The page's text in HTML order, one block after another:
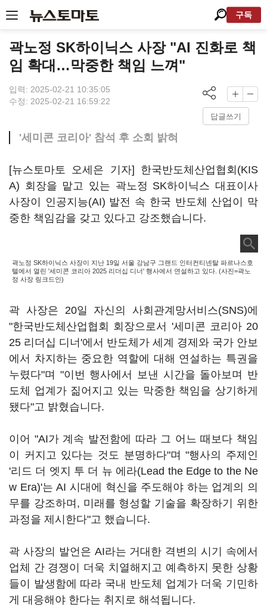
구독
곽노정 SK하이닉스 사장 "AI 진화로 책
임 확대…막중한 책임 느껴"
입력: 2025-02-21 10:35:05
수정: 2025-02-21 16:59:22
답글쓰기
'세미콘 코리아' 참석 후 소회 밝혀
[뉴스토마토 오세은 기자] 한국반도체산업협회(KIS
A) 회장을 맡고 있는 곽노정 SK하이닉스 대표이사
사장이 인공지능(AI) 발전 속 한국 반도체 산업이 막
중한 책임감을 갖고 있다고 강조했습니다.
곽노정 SK하이닉스 사장이 지난 19일 서울 강남구 그랜드 인터컨티넨탈 파르나스호
텔에서 열린 '세미콘 코리아 2025 리더십 디너' 행사에서 연설하고 있다. (사진=곽노
정 사장 링크드인)
곽 사장은 20일 자신의 사회관계망서비스(SNS)에
"한국반도체산업협회 회장으로서 '세미콘 코리아 20
25 리더십 디너'에서 반도체가 세계 경제와 국가 안보
에서 차지하는 중요한 역할에 대해 연설하는 특권을
누렸다"며 "이번 행사에서 보낸 시간을 돌아보며 반
도체 업계가 짊어지고 있는 막중한 책임을 상기하게
됐다"고 밝혔습니다.
이어 "AI가 계속 발전함에 따라 그 어느 때보다 책임
이 커지고 있다는 것도 분명하다"며 "행사의 주제인
'리드 더 엣지 투 더 뉴 에라(Lead the Edge to the Ne
w Era)'는 AI 시대에 혁신을 주도해야 하는 업계의 의
무를 강조하며, 미래를 형성할 기술을 확장하기 위한
과정을 제시한다"고 했습니다.
곽 사장의 발언은 AI라는 거대한 격변의 시기 속에서
업체 간 경쟁이 더욱 치열해지고 예측하지 못한 상황
들이 발생함에 따라 국내 반도체 업계가 더욱 기민하
게 대응해야 한다는 취지로 해석됩니다.